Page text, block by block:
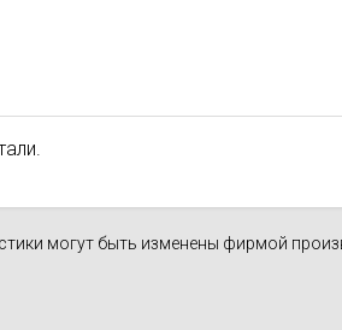
могут быть изменены фирмой